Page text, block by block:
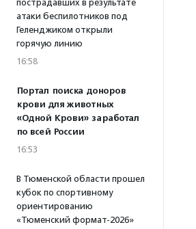
пострадавших в результате
атаки беспилотников под
Геленджиком открыли
горячую линию
16:58
Портал поиска доноров
крови для животных
«Одной Крови» заработал
по всей России
16:53
В Тюменской области прошел
кубок по спортивному
ориентированию
«Тюменский формат-2026»